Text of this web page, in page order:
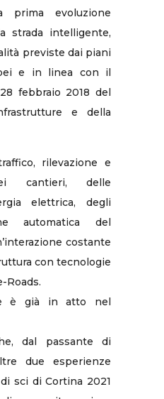
prima evoluzione
strada intelligente,
previste dai piani
e in linea con il
febbraio 2018 del
e della
rilevazione e
cantieri, delle
elettrica, degli
automatica del
costante
con tecnologie
Roads.
è già in atto nel
dal passante di
due esperienze
sci di Cortina 2021